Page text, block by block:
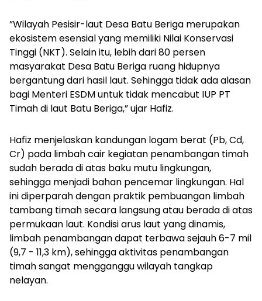
”Wilayah Pesisir-laut Desa Batu Beriga merupakan
ekosistem esensial yang memiliki Nilai Konservasi
Tinggi (NKT). Selain itu, lebih dari 80 persen
masyarakat Desa Batu Beriga ruang hidupnya
bergantung dari hasil laut. Sehingga tidak ada alasan
bagi Menteri ESDM untuk tidak mencabut IUP PT
Timah di laut Batu Beriga,” ujar Hafiz.
Hafiz menjelaskan kandungan logam berat (Pb, Cd,
Cr) pada limbah cair kegiatan penambangan timah
sudah berada di atas baku mutu lingkungan,
sehingga menjadi bahan pencemar lingkungan. Hal
ini diperparah dengan praktik pembuangan limbah
tambang timah secara langsung atau berada di atas
permukaan laut. Kondisi arus laut yang dinamis,
limbah penambangan dapat terbawa sejauh 6-7 mil
(9,7 - 11,3 km), sehingga aktivitas penambangan
timah sangat mengganggu wilayah tangkap
nelayan.